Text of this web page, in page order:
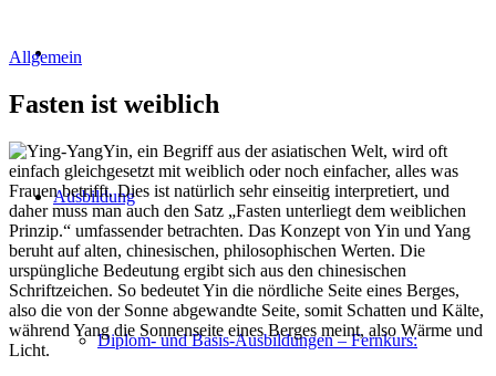
Ausbildung
Diplom- und Basis-Ausbildungen – Fernkurs:
Allgemein
Fasten ist weiblich
Yin, ein Begriff aus der asiatischen Welt, wird oft
einfach gleichgesetzt mit weiblich oder noch einfacher, alles was
Frauen betrifft. Dies ist natürlich sehr einseitig interpretiert, und
daher muss man auch den Satz „Fasten unterliegt dem weiblichen
Prinzip.“ umfassender betrachten. Das Konzept von Yin und Yang
beruht auf alten, chinesischen, philosophischen Werten. Die
urspüngliche Bedeutung ergibt sich aus den chinesischen
Schriftzeichen. So bedeutet Yin die nördliche Seite eines Berges,
also die von der Sonne abgewandte Seite, somit Schatten und Kälte,
während Yang die Sonnenseite eines Berges meint, also Wärme und
Licht.